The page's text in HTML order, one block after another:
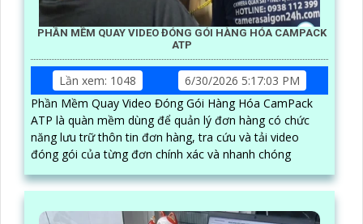
PHẦN MỀM QUAY VIDEO ĐÓNG GÓI HÀNG HÓA CAMPACK
ATP
Lần xem: 1048
6/30/2026 5:17:03 PM
Phần Mềm Quay Video Đóng Gói Hàng Hóa CamPack
ATP là quàn mềm dùng để quản lý đơn hàng có chức
năng lưu trữ thôn tin đơn hàng, tra cứu và tải video
đóng gói của từng đơn chính xác và nhanh chóng